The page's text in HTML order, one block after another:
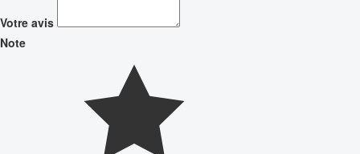
Votre avis
Note